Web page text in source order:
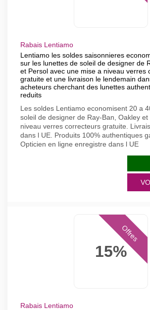
Rabais Lentiamo
Lentiamo les soldes saisonnieres
sur les lunettes de soleil de designer de
et Persol avec une mise a niveau verres
gratuite et une livraison le lendemain
acheteurs cherchant des lunettes
reduits
Les soldes Lentiamo economisent 20 a
soleil de designer de Ray-Ban, Oakley et
niveau verres correcteurs gratuite.
dans l UE. Produits 100% authentiques
Opticien en ligne enregistre dans l UE
15%
Offres
Rabais Lentiamo